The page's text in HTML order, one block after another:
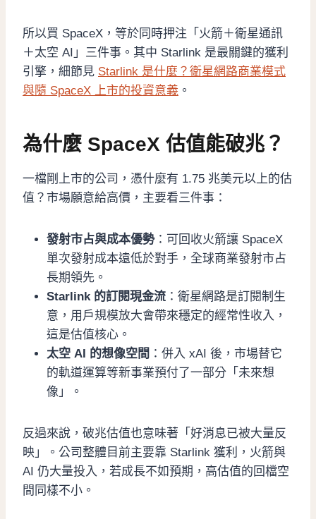
所以買 SpaceX，等於同時押注「火箭＋衛星通訊
＋太空 AI」三件事。其中 Starlink 是最關鍵的獲利
引擎，細節見 Starlink 是什麼？衛星網路商業模式
與隨 SpaceX 上市的投資意義 。
為什麼 SpaceX 估值能破兆？
一檔剛上市的公司，憑什麼有 1.75 兆美元以上的估
值？市場願意給高價，主要看三件事：
發射市占與成本優勢：可回收火箭讓 SpaceX
單次發射成本遠低於對手，全球商業發射市占
長期領先。
Starlink 的訂閱現金流 ：衛星網路是訂閱制生
意，用戶規模放大會帶來穩定的經常性收入，
這是估值核心。
太空 AI 的想像空間 ：併入 xAI 後，市場替它
的軌道運算等新事業預付了一部分「未來想
像」。
反過來說，破兆估值也意味著「好消息已被大量反
映」。公司整體目前主要靠 Starlink 獲利，火箭與
AI 仍大量投入，若成長不如預期，高估值的回檔空
間同樣不小。